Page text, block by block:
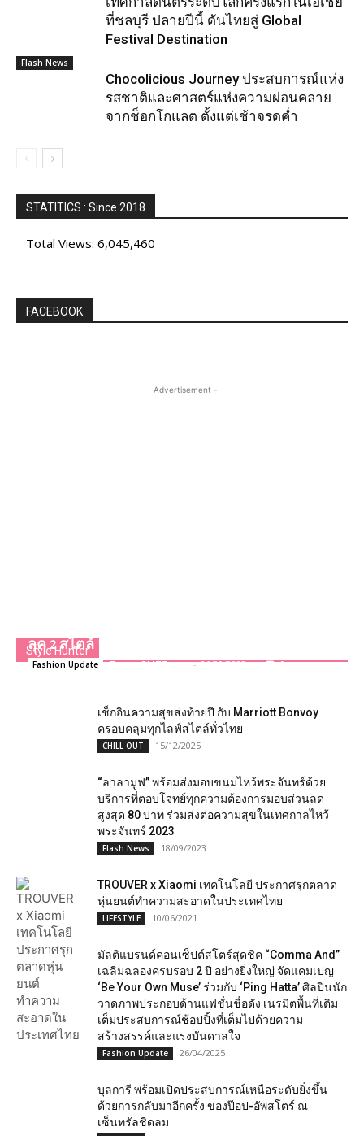
ที่ชลบุรี ปลายปีนี้ ดันไทยสู่ Global
Festival Destination
Flash News
Chocolicious Journey ประสบการณ์แห่ง
รสชาติและศาสตร์แห่งความผ่อนคลาย
จากช็อกโกแลต ตั้งแต่เช้าจรดค่ำ
STATITICS : Since 2018
Total Views: 6,045,460
FACEBOOK
- Advertisement -
Style Hunter
ลุค 2 สไตล์ จากห้องเสื้อชื่อดังวนัช กูตูร์
Fashion Update Team GLITZmag - 26/09/2023 0
เช็กอินความสุขส่งท้ายปี กับ Marriott Bonvoy
ครอบคลุมทุกไลฟ์สไตล์ทั่วไทย
CHILL OUT 15/12/2025
“ลาลามูฟ” พร้อมส่งมอบขนมไหว้พระจันทร์ด้วย
บริการที่ตอบโจทย์ทุกความต้องการมอบส่วนลด
สูงสุด 80 บาท ร่วมส่งต่อความสุขในเทศกาลไหว้
พระจันทร์ 2023
Flash News 18/09/2023
TROUVER x Xiaomi เทคโนโลยี ประกาศรุกตลาด
หุ่นยนต์ทำความสะอาดในประเทศไทย
LIFESTYLE 10/06/2021
มัลติแบรนด์คอนเซ็ปต์สโตร์สุดชิค “Comma And”
เฉลิมฉลองครบรอบ 2 ปี อย่างยิ่งใหญ่ จัดแคมเปญ
‘Be Your Own Muse’ ร่วมกับ ‘Ping Hatta’ ศิลปินนัก
วาดภาพประกอบด้านแฟชั่นชื่อดัง เนรมิตพื้นที่เติม
เต็มประสบการณ์ช้อปปิ้งที่เต็มไปด้วยความ
สร้างสรรค์และแรงบันดาลใจ
Fashion Update 26/04/2025
บุลการี พร้อมเปิดประสบการณ์เหนือระดับยิ่งขึ้น
ด้วยการกลับมาอีกครั้ง ของป๊อป-อัพสโตร์ ณ
เซ็นทรัลชิดลม